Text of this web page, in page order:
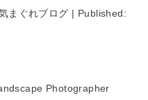
まぐれブログ | Published:
Photographer